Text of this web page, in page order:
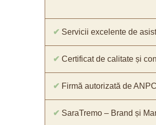
✔ Servicii excelente de
✔ Certificat de calitate și
✔ Firmă autorizată de
✔ SaraTremo – Brand și